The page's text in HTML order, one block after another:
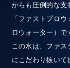
からも圧倒的な支
「ファストプロ
ロウォーター）で
この水は、ファ
にこだわり抜い